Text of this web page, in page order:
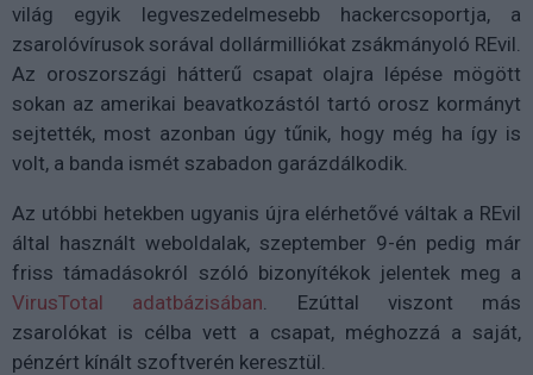
világ egyik legveszedelmesebb hackercsoportja, a
zsarolóvírusok sorával dollármilliókat zsákmányoló REvil.
Az oroszországi hátterű csapat olajra lépése mögött
sokan az amerikai beavatkozástól tartó orosz kormányt
sejtették, most azonban úgy tűnik, hogy még ha így is
volt, a banda ismét szabadon garázdálkodik.
Az utóbbi hetekben ugyanis újra elérhetővé váltak a REvil
által használt weboldalak, szeptember 9-én pedig már
friss támadásokról szóló bizonyítékok jelentek meg a
VirusTotal adatbázisában . Ezúttal viszont más
zsarolókat is célba vett a csapat, méghozzá a saját,
pénzért kínált szoftverén keresztül.